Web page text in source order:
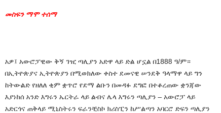
መስፍን ማሞ ተሰማ
አዎ፤ አውሮፓዊው ቅኝ ገዢ ጣሊያን አድዋ ላይ ድል ሆኗል በ1888 ዓ/ም።
በኢትዮጵያና ኢትዮጵያን በሚወክለው ቀስተ ደመናዊ ሠንደቅ ዓላማዋ ላይ ግን
ከትውልድ የዘለለ ቂም ቋጥሮ የደማ ልቡን በመዳፉ ደግፎ በተቆረጠው ቋንጃው
እያነከሰ አንድ እግሩን ኤርትራ ላይ ልብና ሌላ እግሩን ጣሊያን – አውሮፓ ላይ
አድርጎና ጠቅላይ ሚኒስትሩን ፍራንቺስኮ ክሪስፒን ከሥልጣን አባርሮ ድፍን ጣሊያን